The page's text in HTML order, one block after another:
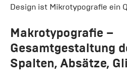
Design ist Mikrotypografie ein
Makrotypografie –
Gesamtgestaltung
Spalten, Absätze,